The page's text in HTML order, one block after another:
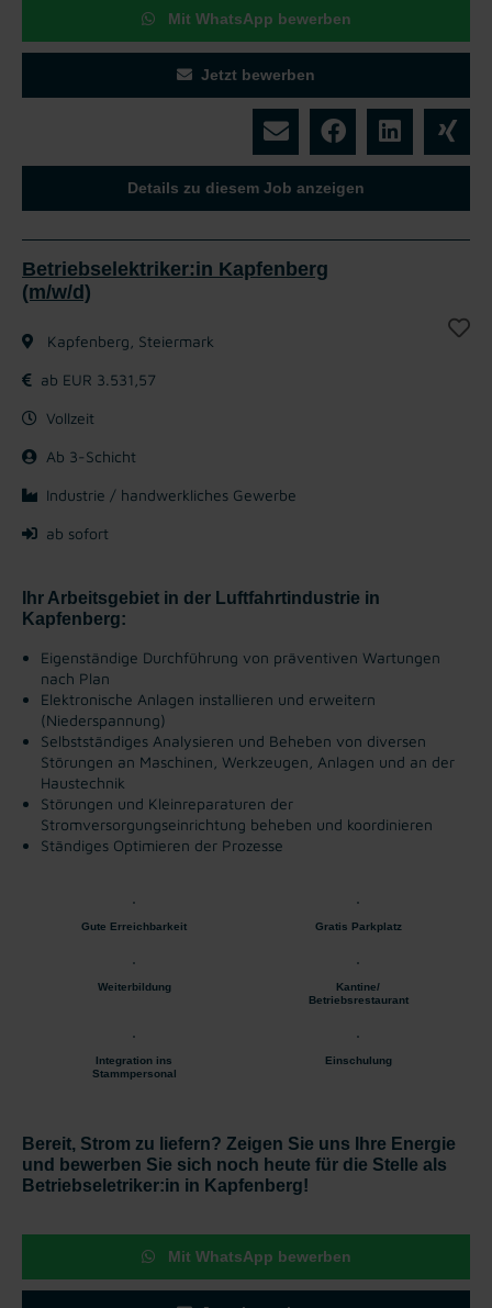
Mit WhatsApp bewerben
Jetzt bewerben
Details zu diesem Job anzeigen
Betriebselektriker:in Kapfenberg
(m/w/d)
Kapfenberg, Steiermark
ab EUR 3.531,57
Vollzeit
Ab 3-Schicht
Industrie / handwerkliches Gewerbe
ab sofort
Ihr Arbeitsgebiet in der Luftfahrtindustrie in
Kapfenberg:
Eigenständige Durchführung von präventiven Wartungen
nach Plan
Elektronische Anlagen installieren und erweitern
(Niederspannung)
Selbstständiges Analysieren und Beheben von diversen
Störungen an Maschinen, Werkzeugen, Anlagen und an der
Haustechnik
Störungen und Kleinreparaturen der
Stromversorgungseinrichtung beheben und koordinieren
Ständiges Optimieren der Prozesse
Gute Erreichbarkeit Gratis Parkplatz
Weiterbildung
Kantine/
Betriebsrestaurant
Integration ins
Stammpersonal
Einschulung
Bereit, Strom zu liefern? Zeigen Sie uns Ihre Energie
und bewerben Sie sich noch heute für die Stelle als
Betriebseletriker:in in Kapfenberg!
Mit WhatsApp bewerben